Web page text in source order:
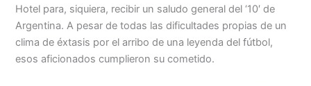
Hotel para, siquiera, recibir un saludo general del ‘10′ de
Argentina. A pesar de todas las dificultades propias de un
clima de éxtasis por el arribo de una leyenda del fútbol,
esos aficionados cumplieron su cometido.